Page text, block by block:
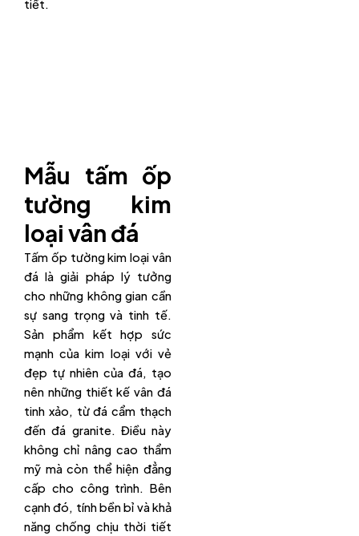
tiết.
Mẫu tấm ốp
tường kim
loại vân đá
Tấm ốp tường kim loại vân
đá là giải pháp lý tưởng
cho những không gian cần
sự sang trọng và tinh tế.
Sản phẩm kết hợp sức
mạnh của kim loại với vẻ
đẹp tự nhiên của đá, tạo
nên những thiết kế vân đá
tinh xảo, từ đá cẩm thạch
đến đá granite. Điều này
không chỉ nâng cao thẩm
mỹ mà còn thể hiện đẳng
cấp cho công trình. Bên
cạnh đó, tính bền bỉ và khả
năng chống chịu thời tiết